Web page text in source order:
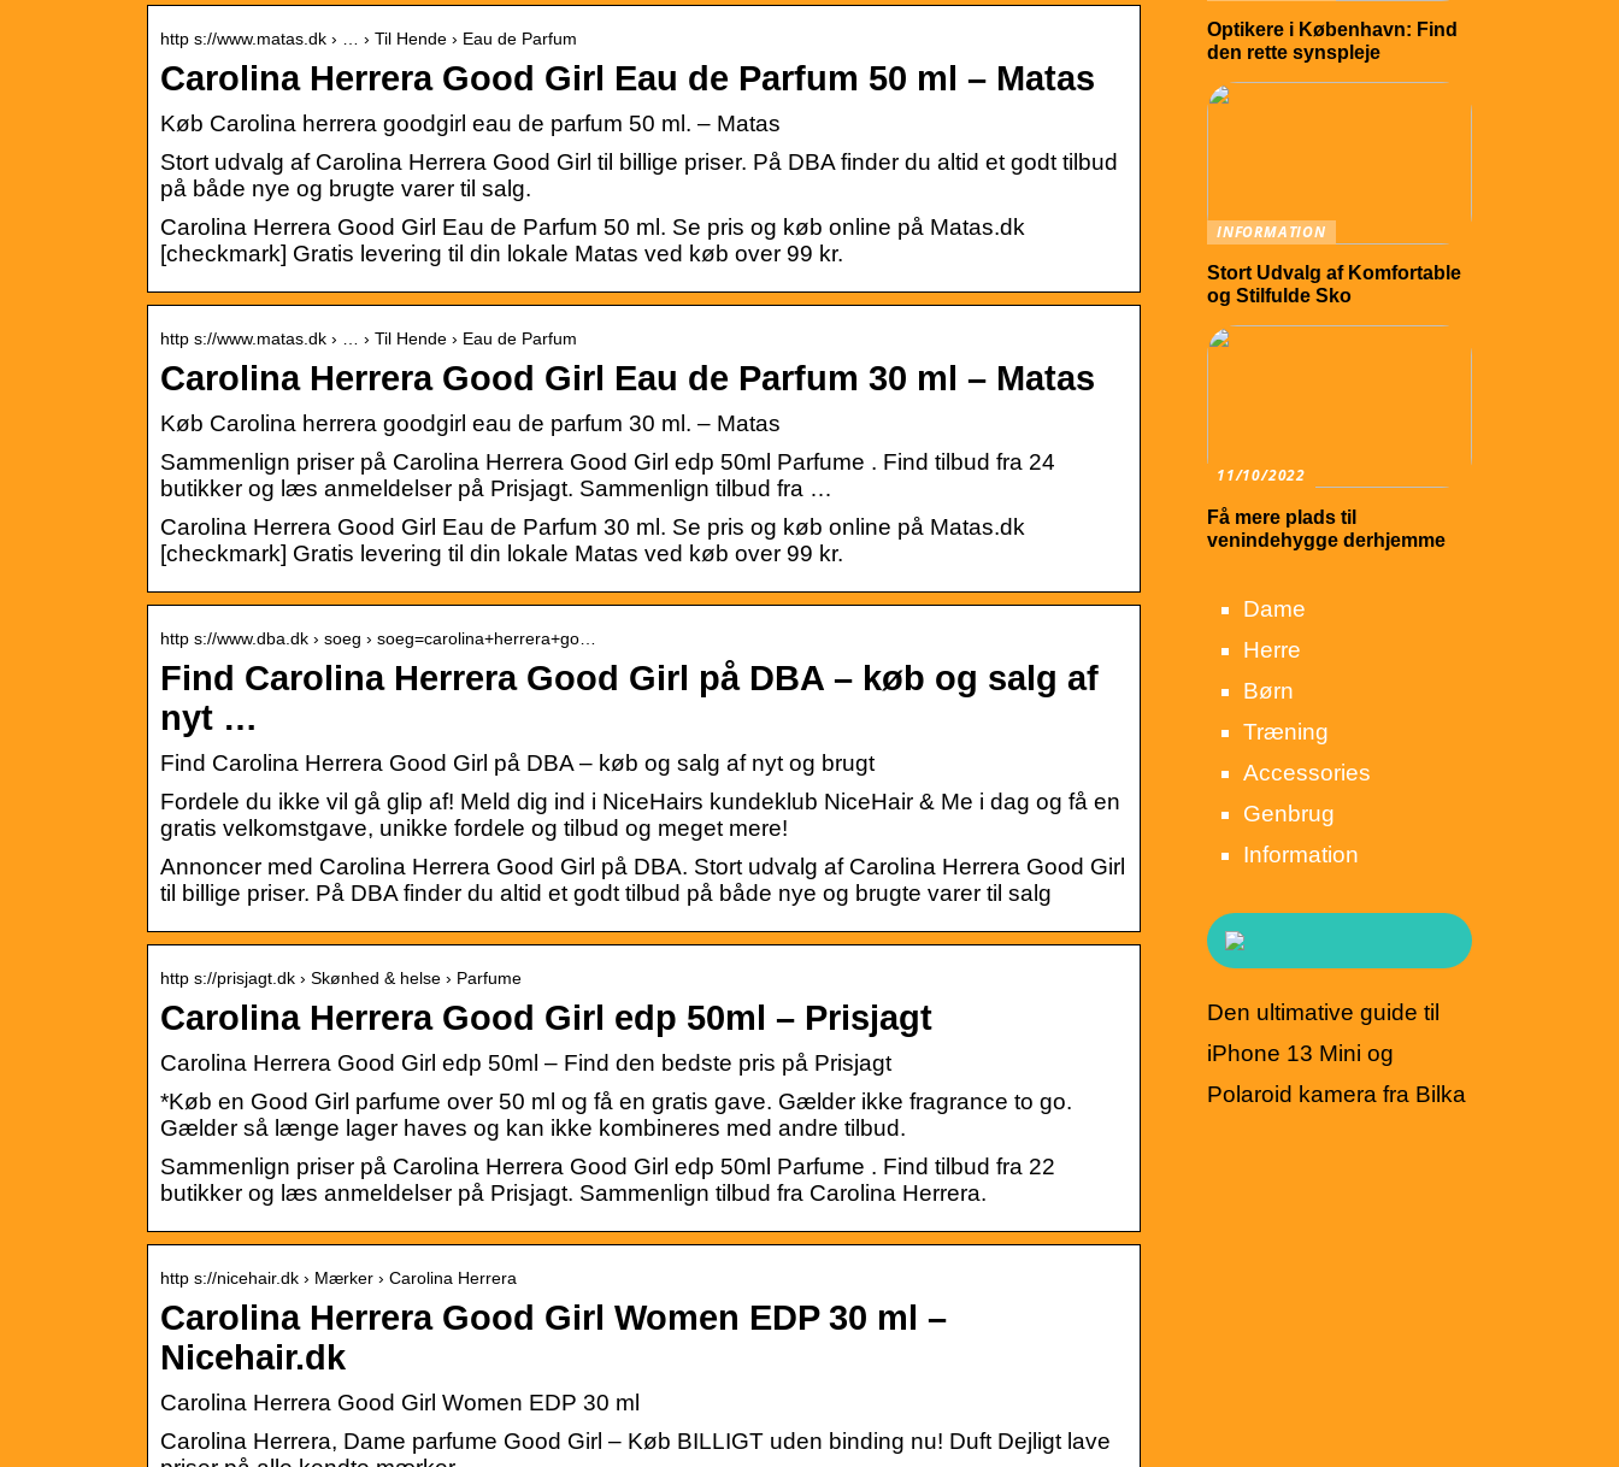
http s://www.matas.dk › … › Til Hende › Eau de Parfum
Carolina Herrera Good Girl Eau de Parfum 50 ml – Matas
Køb Carolina herrera goodgirl eau de parfum 50 ml. – Matas
Stort udvalg af Carolina Herrera Good Girl til billige priser. På DBA finder du altid et godt tilbud
på både nye og brugte varer til salg.
Carolina Herrera Good Girl Eau de Parfum 50 ml. Se pris og køb online på Matas.dk
[checkmark] Gratis levering til din lokale Matas ved køb over 99 kr.
http s://www.matas.dk › … › Til Hende › Eau de Parfum
Carolina Herrera Good Girl Eau de Parfum 30 ml – Matas
Køb Carolina herrera goodgirl eau de parfum 30 ml. – Matas
Sammenlign priser på Carolina Herrera Good Girl edp 50ml Parfume . Find tilbud fra 24
butikker og læs anmeldelser på Prisjagt. Sammenlign tilbud fra …
Carolina Herrera Good Girl Eau de Parfum 30 ml. Se pris og køb online på Matas.dk
[checkmark] Gratis levering til din lokale Matas ved køb over 99 kr.
http s://www.dba.dk › soeg › soeg=carolina+herrera+go…
Find Carolina Herrera Good Girl på DBA – køb og salg af
nyt …
Find Carolina Herrera Good Girl på DBA – køb og salg af nyt og brugt
Fordele du ikke vil gå glip af! Meld dig ind i NiceHairs kundeklub NiceHair & Me i dag og få en
gratis velkomstgave, unikke fordele og tilbud og meget mere!
Annoncer med Carolina Herrera Good Girl på DBA. Stort udvalg af Carolina Herrera Good Girl
til billige priser. På DBA finder du altid et godt tilbud på både nye og brugte varer til salg
http s://prisjagt.dk › Skønhed & helse › Parfume
Carolina Herrera Good Girl edp 50ml – Prisjagt
Carolina Herrera Good Girl edp 50ml – Find den bedste pris på Prisjagt
*Køb en Good Girl parfume over 50 ml og få en gratis gave. Gælder ikke fragrance to go.
Gælder så længe lager haves og kan ikke kombineres med andre tilbud.
Sammenlign priser på Carolina Herrera Good Girl edp 50ml Parfume . Find tilbud fra 22
butikker og læs anmeldelser på Prisjagt. Sammenlign tilbud fra Carolina Herrera.
http s://nicehair.dk › Mærker › Carolina Herrera
Carolina Herrera Good Girl Women EDP 30 ml –
Nicehair.dk
Carolina Herrera Good Girl Women EDP 30 ml
Carolina Herrera, Dame parfume Good Girl – Køb BILLIGT uden binding nu! Duft Dejligt lave
Optikere i København: Find
den rette synspleje
INFORMATION
Stort Udvalg af Komfortable
og Stilfulde Sko
11/10/2022
Få mere plads til
venindehygge derhjemme
Dame
Herre
Børn
Træning
Accessories
Genbrug
Information
Den ultimative guide til
iPhone 13 Mini og
Polaroid kamera fra Bilka